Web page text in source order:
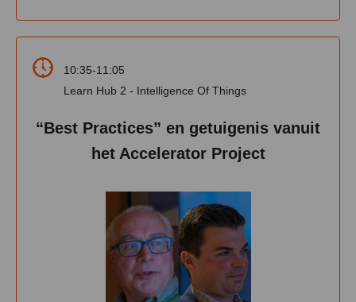
10:35-11:05
Learn Hub 2 - Intelligence Of Things
“Best Practices” en getuigenis vanuit
het Accelerator Project